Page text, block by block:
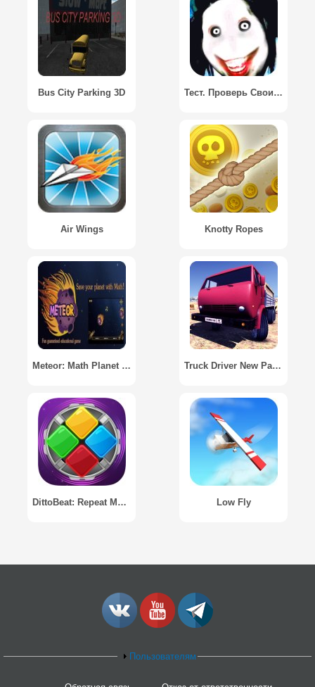
Bus City Parking 3D Тест. Проверь Свои Нервы / Test your nerves. Screamer
Air Wings Knotty Ropes
Meteor: Math Planet Defense Truck Driver New Parking / Водитель Грузовика Новая Парковка
DittoBeat: Repeat Music Rhythm Low Fly
Пользователям